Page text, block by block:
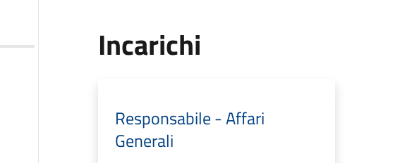
Incarichi
Responsabile - Affari
Generali